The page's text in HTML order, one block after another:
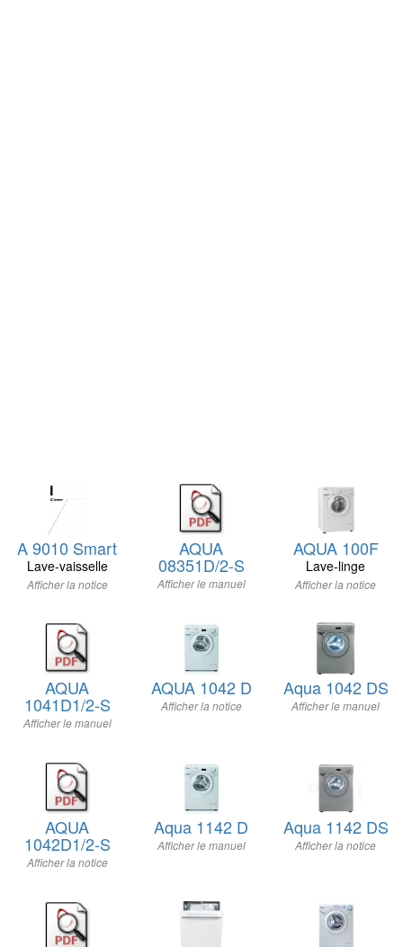
A 9010 Smart
Lave-vaisselle
Afficher la notice
AQUA
08351D/2-S
Afficher le manuel
AQUA 100F
Lave-linge
Afficher la notice
AQUA
1041D1/2-S
Afficher le manuel
AQUA 1042 D
Afficher la notice
Aqua 1042 DS
Afficher le manuel
AQUA
1042D1/2-S
Afficher la notice
Aqua 1142 D
Afficher le manuel
Aqua 1142 DS
Afficher la notice